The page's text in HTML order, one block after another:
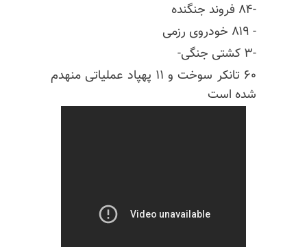
-۸۴ فروند جنگنده
- ۸۱۹ خودروی رزمی
-۳ کشتی جنگی-
۶۰ تانکر سوخت و ۱۱ پهپاد عملیاتی منهدم
شده است